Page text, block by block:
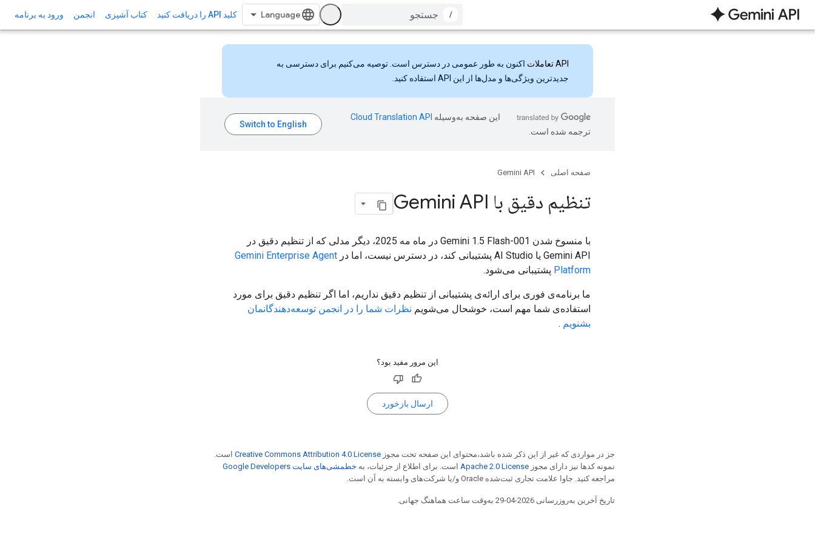
/ کلید API را دریافت کنید کتاب آشپزی انجمن ورود به برنامه
API تعاملات
اکنون به طور عمومی در دسترس است. توصیه می‌کنیم برای دسترسی به
جدیدترین ویژگی‌ها و مدل‌ها از این API استفاده کنید.
این صفحه به‌وسیله
ترجمه شده است.
صفحه اصلی Gemini API
تنظیم دقیق با Gemini API
با منسوخ شدن Gemini 1.5 Flash-001 در ماه مه 2025، دیگر مدلی که از تنظیم دقیق در
Gemini API یا AI Studio پشتیبانی کند، در دسترس نیست، اما در
Gemini Enterprise Agent
Platform پشتیبانی می‌شود.
ما برنامه‌ی فوری برای ارائه‌ی پشتیبانی از تنظیم دقیق نداریم، اما اگر تنظیم دقیق برای مورد
استفاده‌ی شما مهم است، خوشحال می‌شویم نظرات شما را در انجمن توسعه‌دهندگانمان
بشنویم .
این مرور مفید بود؟
ارسال بازخورد
جز در مواردی که غیر از این ذکر شده باشد،‌محتوای این صفحه تحت مجوز Creative Commons Attribution 4.0 License است.
نمونه کدها نیز دارای مجوز Apache 2.0 License است. برای اطلاع از جزئیات، به خطمشی‌های سایت Google Developers‏
مراجعه کنید. جاوا علامت تجاری ثبت‌شده Oracle و/یا شرکت‌های وابسته به آن است.
تاریخ آخرین به‌روزرسانی 2026-04-29 به‌وقت ساعت هماهنگ جهانی.